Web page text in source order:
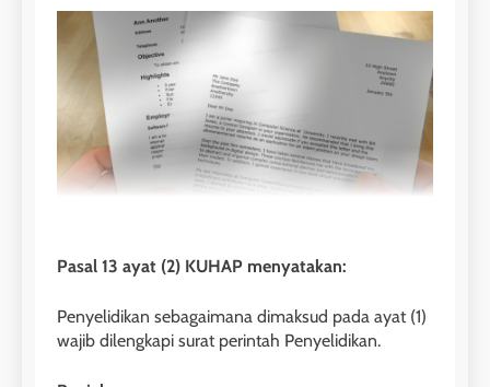
Pasal 13 ayat (2) KUHAP menyatakan:
Penyelidikan sebagaimana dimaksud pada ayat (1)
wajib dilengkapi surat perintah Penyelidikan.